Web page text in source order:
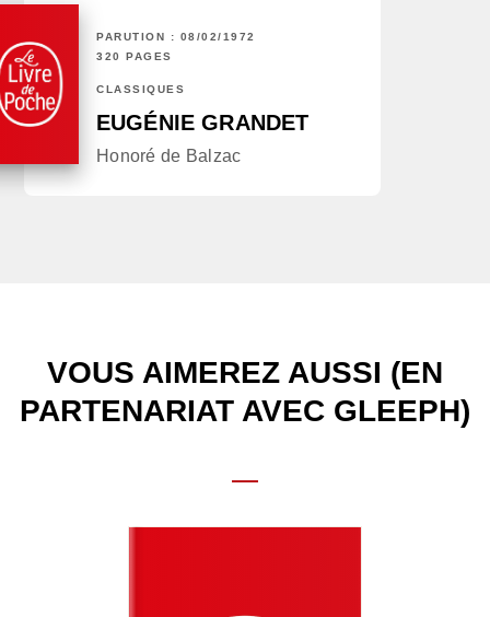
PARUTION : 08/02/1972
320 PAGES
CLASSIQUES
EUGÉNIE GRANDET
Honoré de Balzac
VOUS AIMEREZ AUSSI (EN
PARTENARIAT AVEC GLEEPH)